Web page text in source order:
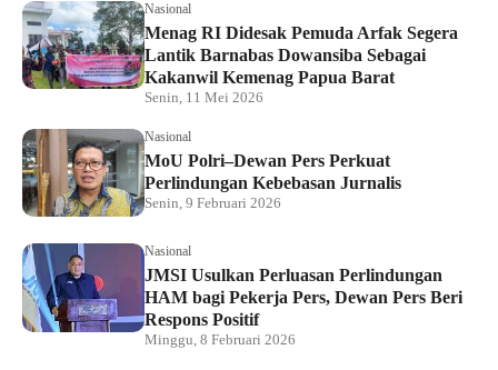
Nasional
Menag RI Didesak Pemuda Arfak Segera
Lantik Barnabas Dowansiba Sebagai
Kakanwil Kemenag Papua Barat
Senin, 11 Mei 2026
Nasional
MoU Polri–Dewan Pers Perkuat
Perlindungan Kebebasan Jurnalis
Senin, 9 Februari 2026
Nasional
JMSI Usulkan Perluasan Perlindungan
HAM bagi Pekerja Pers, Dewan Pers Beri
Respons Positif
Minggu, 8 Februari 2026